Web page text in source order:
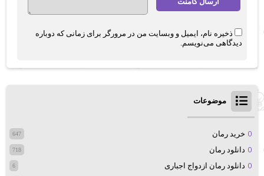
ذخیره نام، ایمیل و وبسایت من در مرورگر برای زمانی که دوباره
دیدگاهی می‌نویسم.
موضوعات
خرید رمان 647
دانلود رمان 718
دانلود رمان ازدواج اجباری 6